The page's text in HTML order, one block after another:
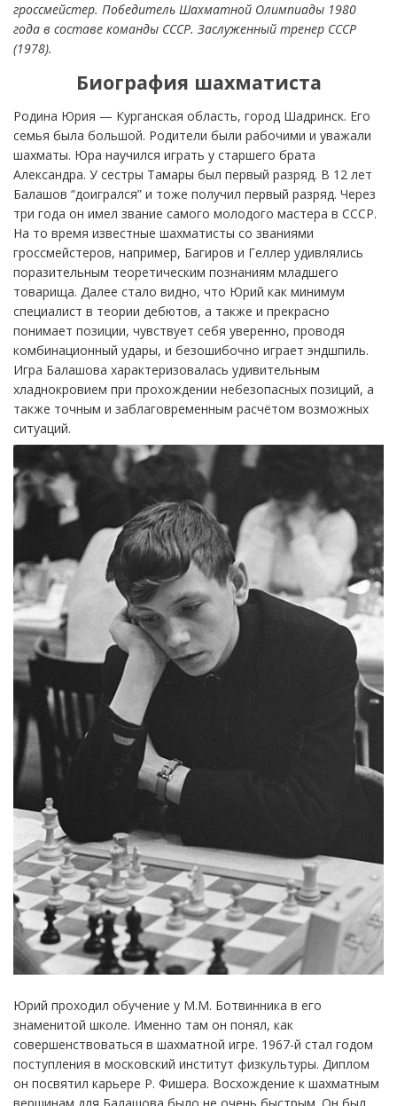
гроссмейстер. Победитель Шахматной Олимпиады 1980
года в составе команды СССР. Заслуженный тренер СССР
(1978).
Биография шахматиста
Родина Юрия — Курганская область, город Шадринск. Его
семья была большой. Родители были рабочими и уважали
шахматы. Юра научился играть у старшего брата
Александра. У сестры Тамары был первый разряд. В 12 лет
Балашов “доигрался” и тоже получил первый разряд. Через
три года он имел звание самого молодого мастера в СССР.
На то время известные шахматисты со званиями
гроссмейстеров, например, Багиров и Геллер удивлялись
поразительным теоретическим познаниям младшего
товарища. Далее стало видно, что Юрий как минимум
специалист в теории дебютов, а также и прекрасно
понимает позиции, чувствует себя уверенно, проводя
комбинационный удары, и безошибочно играет эндшпиль.
Игра Балашова характеризовалась удивительным
хладнокровием при прохождении небезопасных позиций, а
также точным и заблаговременным расчётом возможных
ситуаций.
Юрий проходил обучение у М.М. Ботвинника в его
знаменитой школе. Именно там он понял, как
совершенствоваться в шахматной игре. 1967-й стал годом
поступления в московский институт физкультуры. Диплом
он посвятил карьере Р. Фишера. Восхождение к шахматным